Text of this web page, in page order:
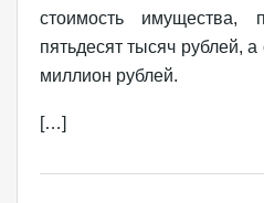
стоимость имущества,
пятьдесят тысяч рублей,
миллион рублей.
[…]